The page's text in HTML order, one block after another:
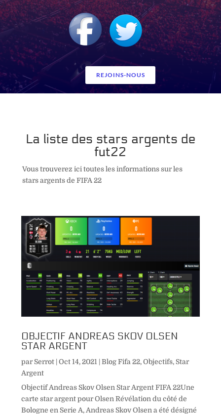
REJOINS-NOUS
La liste des stars argents de
fut22
Vous trouverez ici toutes les informations sur les
stars argents de FIFA 22
OBJECTIF ANDREAS SKOV OLSEN
STAR ARGENT
parSerrot| Oct 14, 2021 | Blog Fifa 22,Objectifs, Star
Argent
Objectif Andreas Skov Olsen Star Argent FIFA 22Une
carte star argent pour Olsen Révélation du côté de
Bologne en Serie A, Andreas Skov Olsen a été désigné